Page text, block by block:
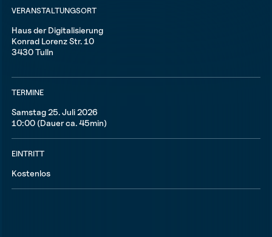
VERANSTALTUNGSORT
Haus der Digitalisierung
Konrad Lorenz Str. 10
3430 Tulln
TERMINE
Samstag 25. Juli 2026
10:00 (Dauer ca. 45min)
EINTRITT
Kostenlos